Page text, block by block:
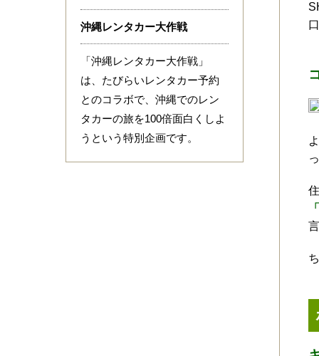
沖縄レンタカー大作戦
「沖縄レンタカー大作戦」
は、たびらいレンタカー予約
とのコラボで、沖縄でのレン
タカーの旅を100倍面白くしよ
うという特別企画です。